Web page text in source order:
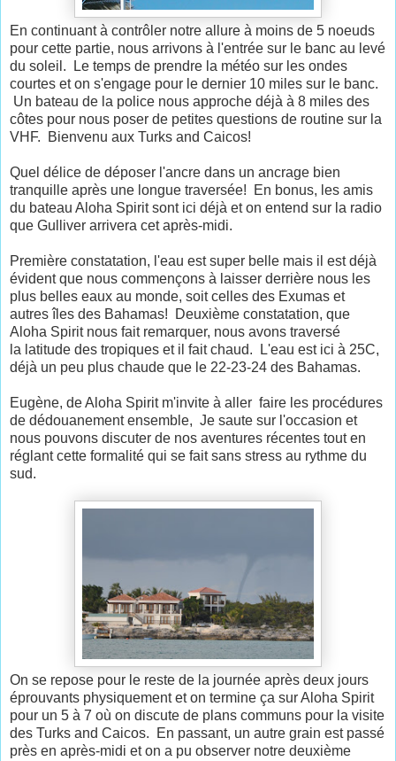
En continuant à contrôler notre allure à moins de 5 noeuds
pour cette partie, nous arrivons à l'entrée sur le banc au levé
du soleil. Le temps de prendre la météo sur les ondes
courtes et on s'engage pour le dernier 10 miles sur le banc.
Un bateau de la police nous approche déjà à 8 miles des
côtes pour nous poser de petites questions de routine sur la
VHF. Bienvenu aux Turks and Caicos!
Quel délice de déposer l'ancre dans un ancrage bien
tranquille après une longue traversée! En bonus, les amis
du bateau Aloha Spirit sont ici déjà et on entend sur la radio
que Gulliver arrivera cet après-midi.
Première constatation, l'eau est super belle mais il est déjà
évident que nous commençons à laisser derrière nous les
plus belles eaux au monde, soit celles des Exumas et
autres îles des Bahamas! Deuxième constatation, que
Aloha Spirit nous fait remarquer, nous avons traversé
la latitude des tropiques et il fait chaud. L'eau est ici à 25C,
déjà un peu plus chaude que le 22-23-24 des Bahamas.
Eugène, de Aloha Spirit m'invite à aller faire les procédures
de dédouanement ensemble, Je saute sur l'occasion et
nous pouvons discuter de nos aventures récentes tout en
réglant cette formalité qui se fait sans stress au rythme du
sud.
On se repose pour le reste de la journée après deux jours
éprouvants physiquement et on termine ça sur Aloha Spirit
pour un 5 à 7 où on discute de plans communs pour la visite
des Turks and Caicos. En passant, un autre grain est passé
près en après-midi et on a pu observer notre deuxième